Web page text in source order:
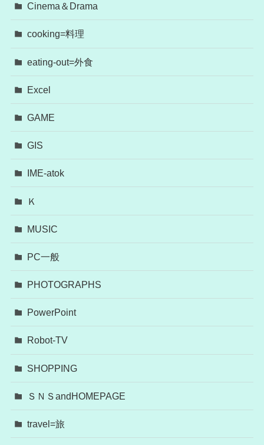
Cinema＆Drama
cooking=料理
eating-out=外食
Excel
GAME
GIS
IME-atok
Ｋ
MUSIC
PC一般
PHOTOGRAPHS
PowerPoint
Robot-TV
SHOPPING
ＳＮＳandHOMEPAGE
travel=旅